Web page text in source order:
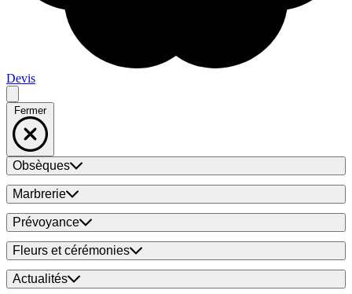
Devis
Fermer
Obsèques
Marbrerie
Prévoyance
Fleurs et cérémonies
Actualités